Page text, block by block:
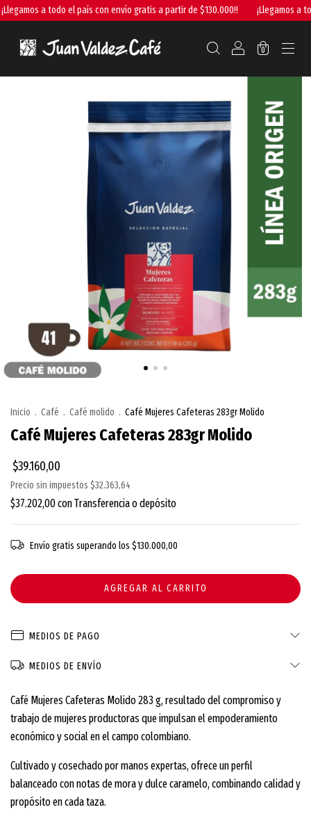
a todo el país con envío gratis a partir de $130.000!! ¡Llegamos a
0
Inicio . Café . Café molido . Café Mujeres Cafeteras 283gr Molido
Café Mujeres Cafeteras 283gr Molido
$39.160,00
Precio sin impuestos $32.363,64
$37.202,00conTransferencia o depósito
Envío gratis superando los $130.000,00
MEDIOS DE PAGO
MEDIOS DE ENVÍO
Café Mujeres Cafeteras Molido 283 g, resultado del compromiso y
trabajo de mujeres productoras que impulsan el empoderamiento
económico y social en el campo colombiano.
Cultivado y cosechado por manos expertas, ofrece un perfil
balanceado con notas de mora y dulce caramelo, combinando calidad y
propósito en cada taza.